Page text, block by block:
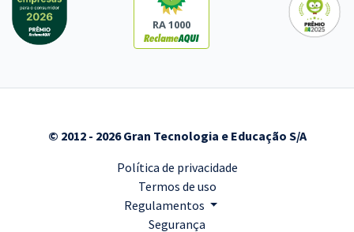
RA 1000
© 2012 - 2026 Gran Tecnologia e Educação S/A
Política de privacidade
Termos de uso
Regulamentos
Segurança